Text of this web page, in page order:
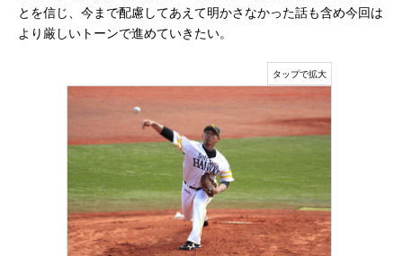
とを信じ、今まで配慮してあえて明かさなかった話も含め今回は
より厳しいトーンで進めていきたい。